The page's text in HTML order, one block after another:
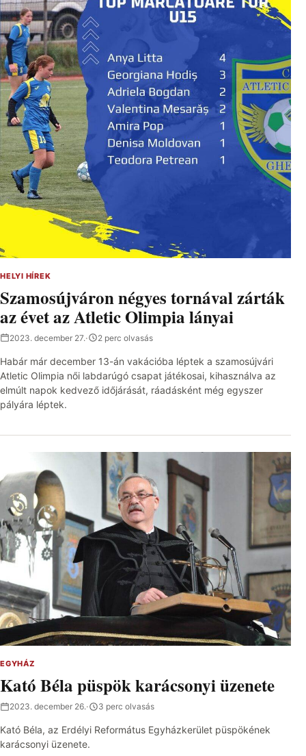
HELYI HÍREK
Szamosújváron négyes tornával zárták
az évet az Atletic Olimpia lányai
2023. december 27.· 2 perc olvasás
Habár már december 13-án vakációba léptek a szamosújvári
Atletic Olimpia női labdarúgó csapat játékosai, kihasználva az
elmúlt napok kedvező időjárását, ráadásként még egyszer
pályára léptek.
EGYHÁZ
Kató Béla püspök karácsonyi üzenete
2023. december 26.· 3 perc olvasás
Kató Béla, az Erdélyi Református Egyházkerület püspökének
karácsonyi üzenete.